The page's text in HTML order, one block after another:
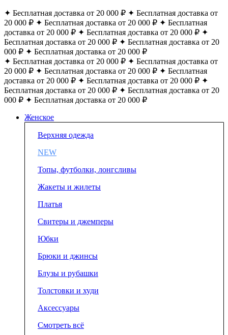
✦ Бесплатная доставка от 20 000 ₽ ✦ Бесплатная доставка от
20 000 ₽ ✦ Бесплатная доставка от 20 000 ₽ ✦ Бесплатная
доставка от 20 000 ₽ ✦ Бесплатная доставка от 20 000 ₽ ✦
Бесплатная доставка от 20 000 ₽ ✦ Бесплатная доставка от 20
000 ₽ ✦ Бесплатная доставка от 20 000 ₽
✦ Бесплатная доставка от 20 000 ₽ ✦ Бесплатная доставка от
20 000 ₽ ✦ Бесплатная доставка от 20 000 ₽ ✦ Бесплатная
доставка от 20 000 ₽ ✦ Бесплатная доставка от 20 000 ₽ ✦
Бесплатная доставка от 20 000 ₽ ✦ Бесплатная доставка от 20
000 ₽ ✦ Бесплатная доставка от 20 000 ₽
Женское
Верхняя одежда
NEW
Топы, футболки, лонгсливы
Жакеты и жилеты
Платья
Свитеры и джемперы
Юбки
Брюки и джинсы
Блузы и рубашки
Толстовки и худи
Аксессуары
Смотреть всё